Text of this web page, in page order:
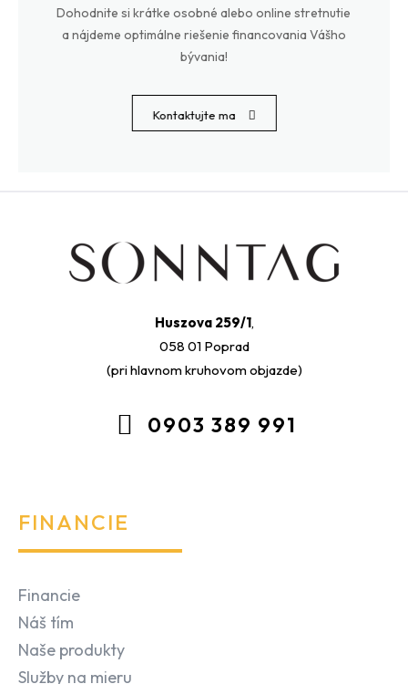
Dohodnite si krátke osobné alebo online stretnutie
a nájdeme optimálne riešenie financovania Vášho
bývania!
Kontaktujte ma
Huszova 259/1,
058 01 Poprad
(pri hlavnom kruhovom objazde)
0903 389 991
FINANCIE
Financie
Náš tím
Naše produkty
Služby na mieru